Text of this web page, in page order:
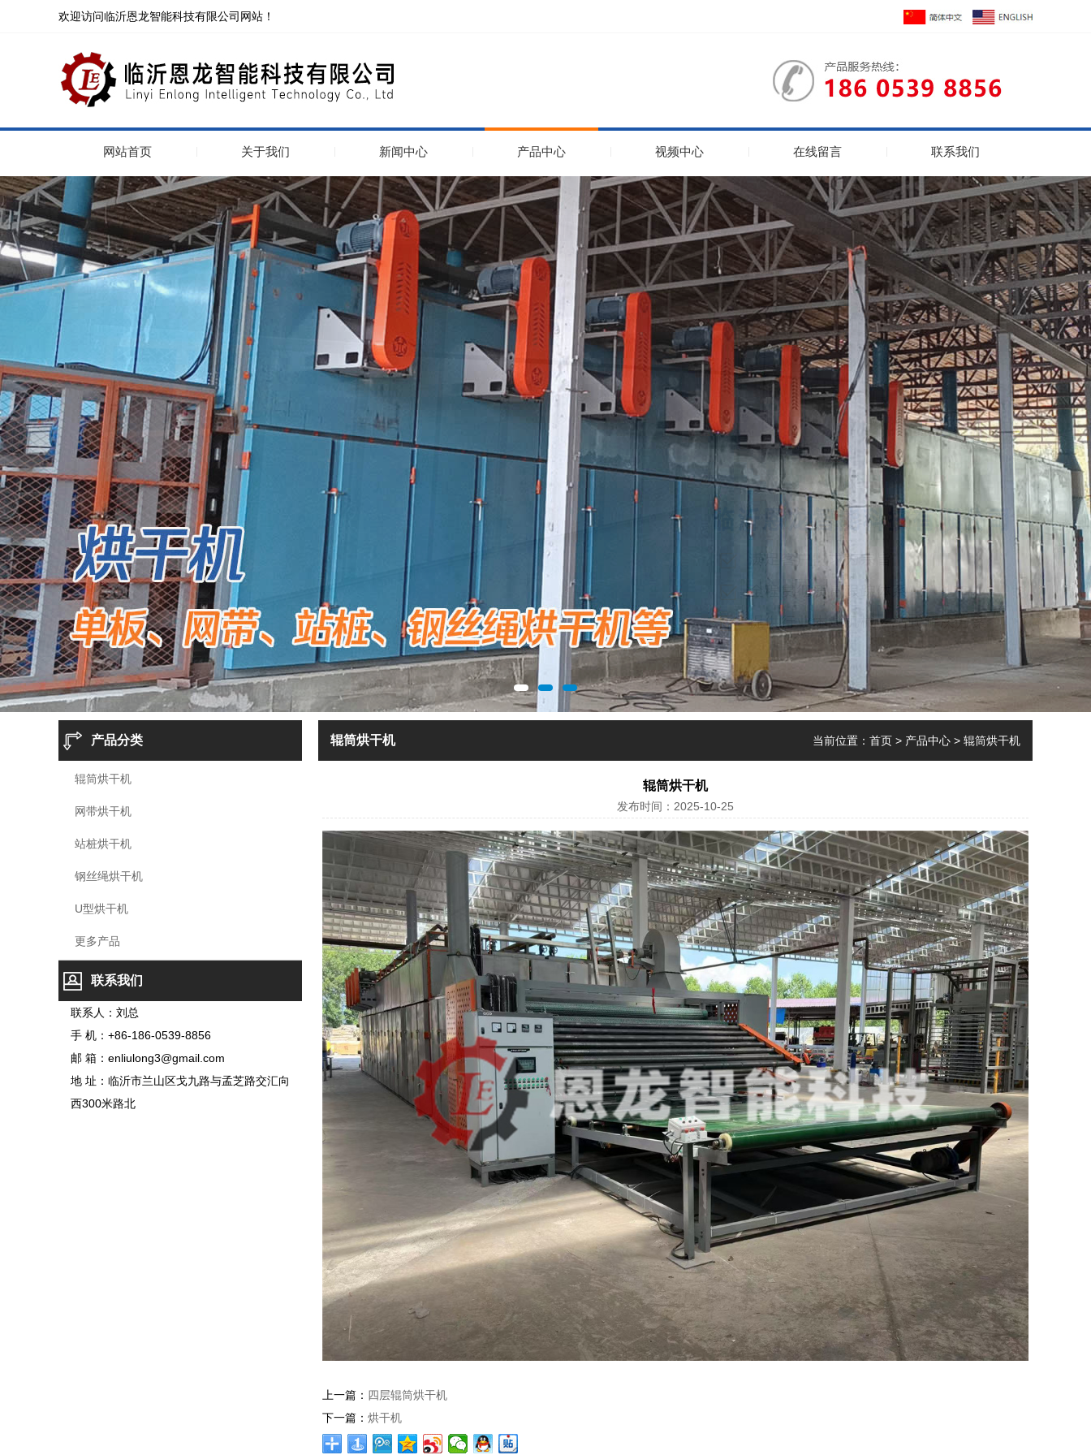
欢迎访问临沂恩龙智能科技有限公司网站！
网站首页 关于我们 新闻中心 产品中心 视频中心 在线留言 联系我们
产品分类
辊筒烘干机
网带烘干机
站桩烘干机
钢丝绳烘干机
U型烘干机
更多产品
联系我们
联系人：刘总
手 机：+86-186-0539-8856
邮 箱：enliulong3@gmail.com
地 址：临沂市兰山区戈九路与孟芝路交汇向
西300米路北
辊筒烘干机 当前位置： 首页 > 产品中心 > 辊筒烘干机
辊筒烘干机
发布时间：2025-10-25
上一篇： 四层辊筒烘干机
下一篇： 烘干机